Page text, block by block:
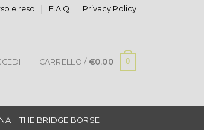
e reso F.A.Q Privacy Policy
CARRELLO / €0.00 0
THE BRIDGE BORSE